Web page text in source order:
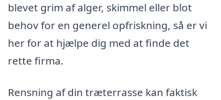
blevet grim af alger, skimmel eller blot
behov for en generel opfriskning, så er vi
her for at hjælpe dig med at finde det
rette firma.
Rensning af din træterrasse kan faktisk